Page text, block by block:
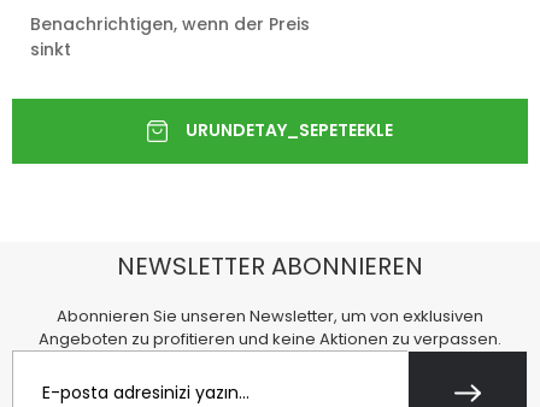
Benachrichtigen, wenn der Preis
sinkt
NEWSLETTER ABONNIEREN
Abonnieren Sie unseren Newsletter, um von exklusiven
Angeboten zu profitieren und keine Aktionen zu verpassen.